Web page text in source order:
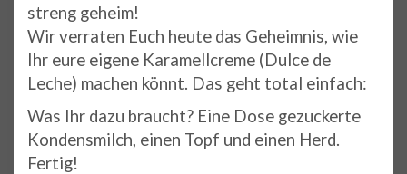
streng geheim!
Wir verraten Euch heute das Geheimnis, wie
Ihr eure eigene Karamellcreme (Dulce de
Leche) machen könnt. Das geht total einfach:
Was Ihr dazu braucht? Eine Dose gezuckerte
Kondensmilch, einen Topf und einen Herd.
Fertig!